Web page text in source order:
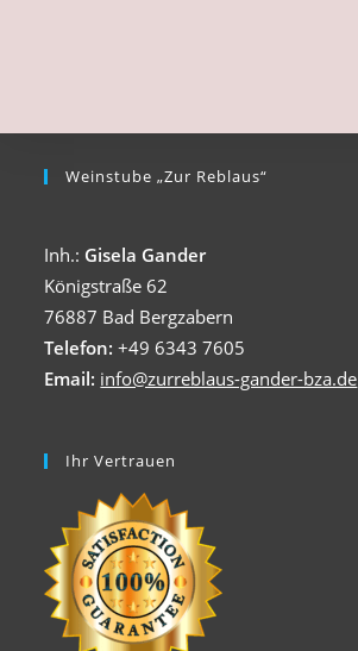
Weinstube „Zur Reblaus“
Inh.: Gisela Gander
Königstraße 62
76887 Bad Bergzabern
Telefon: +49 6343 7605
Email: info@zurreblaus-gander-bza.de
Ihr Vertrauen